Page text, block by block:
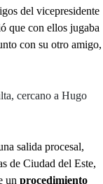
del vicepresidente
que con ellos jugaba
con su otro amigo,
cercano a Hugo
salida procesal,
de Ciudad del Este,
un procedimiento